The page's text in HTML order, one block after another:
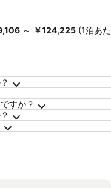
～ ‎￥124,225 (1泊あた
すか？